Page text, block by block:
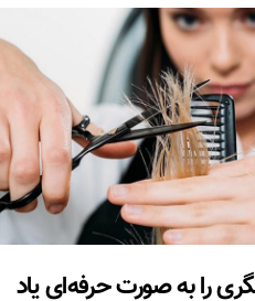
را به صورت حرفه‌ای یاد